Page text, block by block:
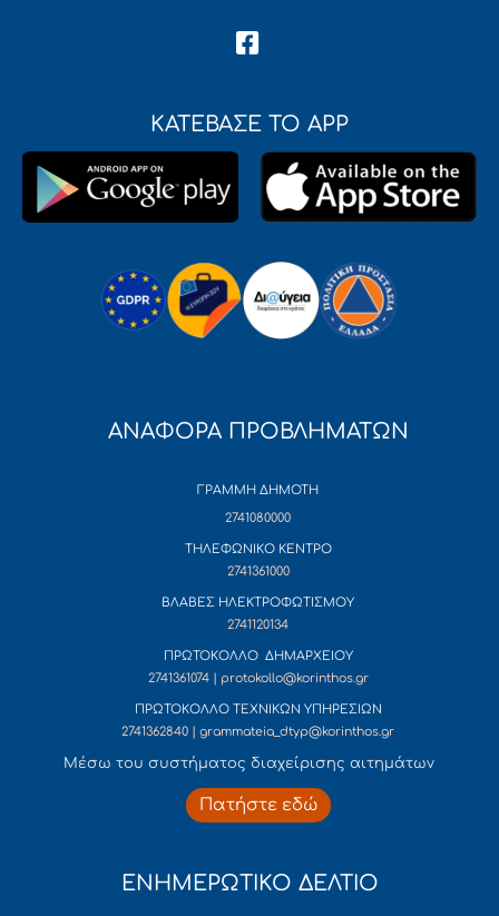
ΚΑΤΕΒΑΣΕ ΤΟ APP
ΑΝΑΦΟΡΑ ΠΡΟΒΛΗΜΑΤΩΝ
ΓΡΑΜΜΗ ΔΗΜΟΤΗ
2741080000
ΤΗΛΕΦΩΝΙΚΟ ΚΕΝΤΡΟ
2741361000
ΒΛΑΒΕΣ ΗΛΕΚΤΡΟΦΩΤΙΣΜΟΥ
2741120134
ΠΡΩΤΟΚΟΛΛΟ ΔΗΜΑΡΧΕΙΟΥ
2741361074 | protokollo@korinthos.gr
ΠΡΩΤΟΚΟΛΛΟ ΤΕΧΝΙΚΩΝ ΥΠΗΡΕΣΙΩΝ
2741362840 | grammateia_dtyp@korinthos.gr
Mέσω του συστήματος διαχείρισης αιτημάτων
Πατήστε εδώ
ΕΝΗΜΕΡΩΤΙΚΟ ΔΕΛΤΙΟ